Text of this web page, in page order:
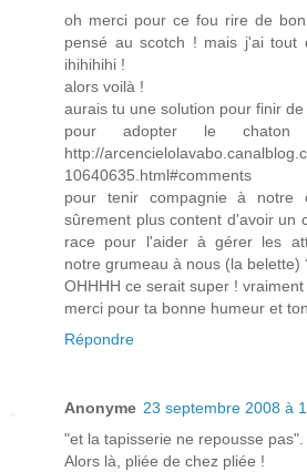
oh merci pour ce fou rire de
pensé au scotch ! mais j'ai tout
ihihihihi !
alors voilà !
aurais tu une solution pour finir
pour adopter le
http://
10640635.html#comments
pour tenir compagnie à notre
sûrement plus content d'avoir un
race pour l'aider à gérer les
notre grumeau à nous (la belette)
OHHHH ce serait super ! vraiment
merci pour ta bonne humeur et
Répondre
Anonyme 23 septembre 2008 à
"et la tapisserie ne repousse pas".
Alors là, pliée de chez pliée !